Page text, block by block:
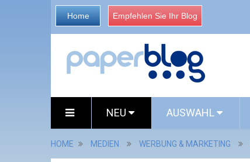
Home Empfehlen Sie Ihr Blog
NEU AUSWAHL
HOME MEDIEN WERBUNG & MARKETING